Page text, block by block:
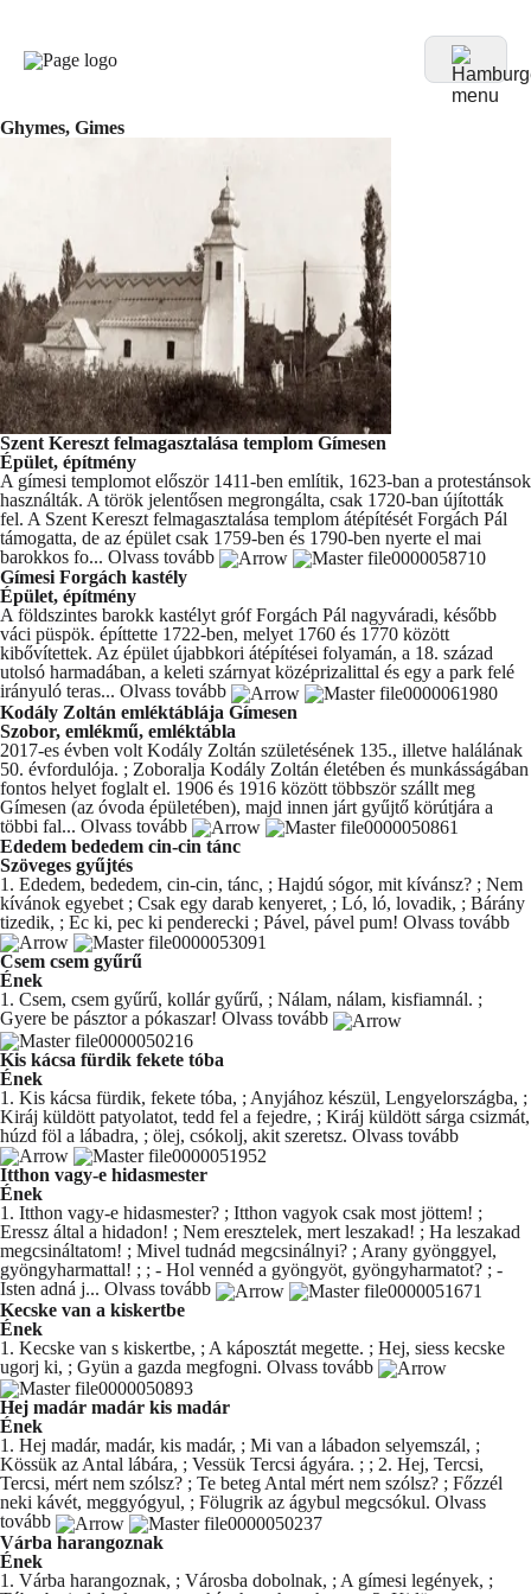
Ghymes, Gimes
Szent Kereszt felmagasztalása templom Gímesen
Épület, építmény
A gímesi templomot először 1411-ben említik, 1623-ban a protestánsok
használták. A török jelentősen megrongálta, csak 1720-ban újították
fel. A Szent Kereszt felmagasztalása templom átépítését Forgách Pál
támogatta, de az épület csak 1759-ben és 1790-ben nyerte el mai
barokkos fo... Olvass tovább
Gímesi Forgách kastély
Épület, építmény
A földszintes barokk kastélyt gróf Forgách Pál nagyváradi, később
váci püspök. építtette 1722-ben, melyet 1760 és 1770 között
kibővítettek. Az épület újabbkori átépítései folyamán, a 18. század
utolsó harmadában, a keleti szárnyat középrizalittal és egy a park felé
irányuló teras... Olvass tovább
Kodály Zoltán emléktáblája Gímesen
Szobor, emlékmű, emléktábla
2017-es évben volt Kodály Zoltán születésének 135., illetve halálának
50. évfordulója. ; Zoboralja Kodály Zoltán életében és munkásságában
fontos helyet foglalt el. 1906 és 1916 között többször szállt meg
Gímesen (az óvoda épületében), majd innen járt gyűjtő körútjára a
többi fal... Olvass tovább
Ededem bededem cin-cin tánc
Szöveges gyűjtés
1. Ededem, bededem, cin-cin, tánc, ; Hajdú sógor, mit kívánsz? ; Nem
kívánok egyebet ; Csak egy darab kenyeret, ; Ló, ló, lovadik, ; Bárány
tizedik, ; Ec ki, pec ki penderecki ; Pável, pável pum! Olvass tovább
Csem csem gyűrű
Ének
1. Csem, csem gyűrű, kollár gyűrű, ; Nálam, nálam, kisfiamnál. ;
Gyere be pásztor a pókaszar! Olvass tovább
Kis kácsa fürdik fekete tóba
Ének
1. Kis kácsa fürdik, fekete tóba, ; Anyjához készül, Lengyelországba, ;
Kiráj küldött patyolatot, tedd fel a fejedre, ; Kiráj küldött sárga csizmát,
húzd föl a lábadra, ; ölej, csókolj, akit szeretsz. Olvass tovább
Itthon vagy-e hidasmester
Ének
1. Itthon vagy-e hidasmester? ; Itthon vagyok csak most jöttem! ;
Eressz által a hidadon! ; Nem eresztelek, mert leszakad! ; Ha leszakad
megcsináltatom! ; Mivel tudnád megcsinálnyi? ; Arany gyönggyel,
gyöngyharmattal! ; ; - Hol vennéd a gyöngyöt, gyöngyharmatot? ; -
Isten adná j... Olvass tovább
Kecske van a kiskertbe
Ének
1. Kecske van s kiskertbe, ; A káposztát megette. ; Hej, siess kecske
ugorj ki, ; Gyün a gazda megfogni. Olvass tovább
Hej madár madár kis madár
Ének
1. Hej madár, madár, kis madár, ; Mi van a lábadon selyemszál, ;
Kössük az Antal lábára, ; Vessük Tercsi ágyára. ; ; 2. Hej, Tercsi,
Tercsi, mért nem szólsz? ; Te beteg Antal mért nem szólsz? ; Főzzél
neki kávét, meggyógyul, ; Fölugrik az ágybul megcsókul. Olvass
tovább
Várba harangoznak
Ének
1. Várba harangoznak, ; Városba dobolnak, ; A gímesi legények, ;